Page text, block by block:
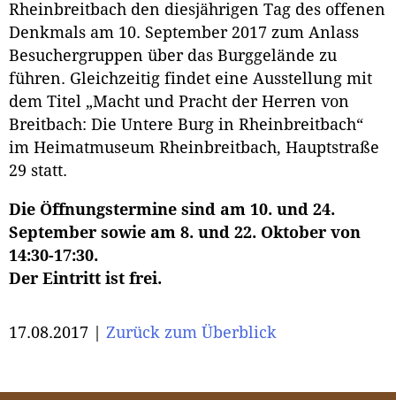
Rheinbreitbach den diesjährigen Tag des offenen
Denkmals am 10. September 2017 zum Anlass
Besuchergruppen über das Burggelände zu
führen. Gleichzeitig findet eine Ausstellung mit
dem Titel „Macht und Pracht der Herren von
Breitbach: Die Untere Burg in Rheinbreitbach“
im Heimatmuseum Rheinbreitbach, Hauptstraße
29 statt.
Die Öffnungstermine sind am 10. und 24.
September sowie am 8. und 22. Oktober von
14:30-17:30.
Der Eintritt ist frei.
17.08.2017 | Zurück zum Überblick